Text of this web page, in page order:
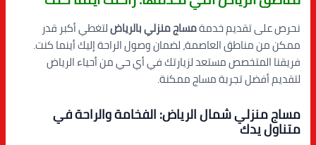
نحرص على تقديم خدمةمساج منزلي بالرياضلتغطي أكبر قدر
ممكن من مناطق العاصمة، لضمان وصول الراحة إليك أينما كنت.
فريقنا المتخصص مستعد لزيارتك في أي حي من أحياء الرياض
لتقديم أفضل تجربة مساج ممكنة.
مساج منزلي شمال الرياض: الفخامة والراحة في
متناول يدك